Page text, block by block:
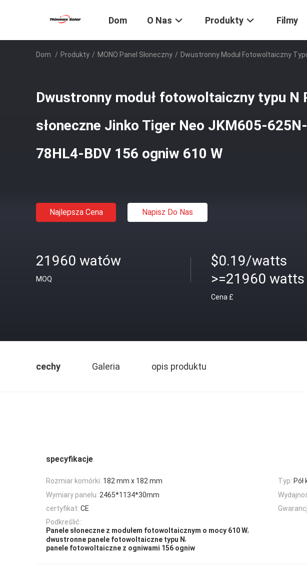
Dom O Nas Produkty Filmy
Dom / Produkty / MONO Panel Słoneczny / Dwustronny Moduł Fotowoltaiczny
Dwustronny moduł fotowoltaiczny typu N
słoneczne Jinko Tiger Neo JKM605-625N-
78HL4-BDV 156 ogniw 610 W
Najlepsza Cena Napisz Do Nas
21960 watów
MOQ
$0.19/watts
>=21960 watts
Cena £
cechy Galeria opis produktu
specyfikacje
Rozmiar komórki: 182 mm x 182 mm Typ:
Wymiary panelu: 2465*1134*30mm
certyfikat: CE
Podkreślić:
Panele słoneczne z modułem fotowoltaicznym o mocy 610 W,
dwustronne panele fotowoltaiczne typu N,
panele fotowoltaiczne z ogniwami 156 ogniw